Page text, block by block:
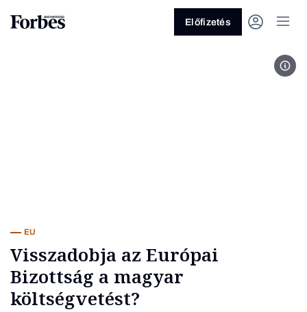
Előfizetés
EU
Visszadobja az Európai
Bizottság a magyar
költségvetést?